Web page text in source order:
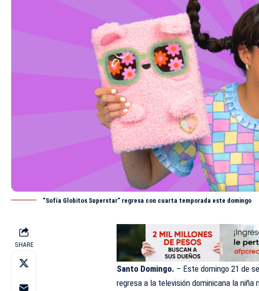
“Sofía Globitos Superstar” regresa con cuarta temporada este domingo
SHARE
Santo Domingo. – Este domingo 21 de
regresa a la televisión dominicana la